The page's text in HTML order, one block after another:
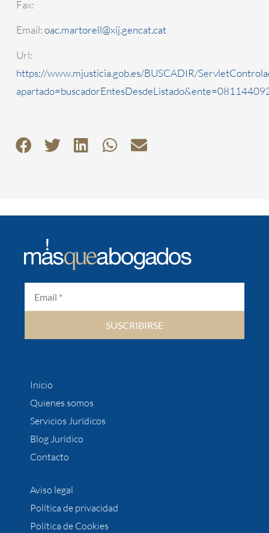
Fax:
Email:oac.martorell@xij.gencat.cat
Url:
https://www.mjusticia.gob.es/BUSCADIR/
SUSCRIBIRSE
Inicio
Quienes somos
Servicios Jurídicos
Blog Jurídico
Contacto
Aviso legal
Política de privacidad
Política de Cookies